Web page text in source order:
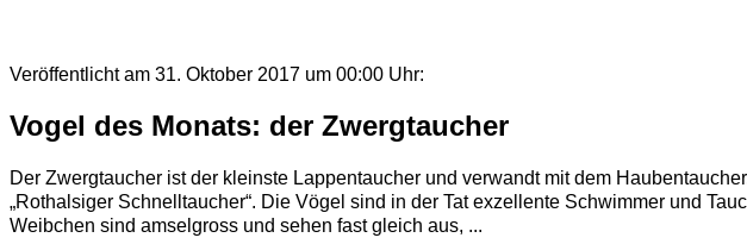
Veröffentlicht am 31. Oktober 2017 um 00:00 Uhr:
Vogel des Monats: der Zwergtaucher
Der Zwergtaucher ist der kleinste Lappentaucher und verwandt mit dem
„Rothalsiger Schnelltaucher“. Die Vögel sind in der Tat exzellente Schwimmer und
Weibchen sind amselgross und sehen fast gleich aus, ...